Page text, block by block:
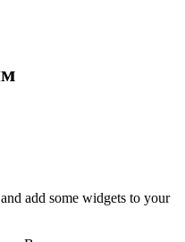
add some widgets to your